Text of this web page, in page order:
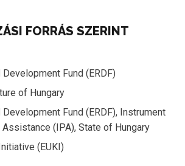
FORRÁS SZERINT
Fund (ERDF)
of Hungary
Development Fund (ERDF), Instrument
(IPA), State of Hungary
(EUKI)